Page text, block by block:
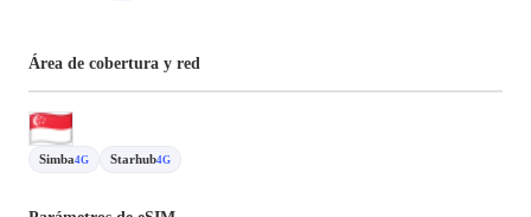
Área de cobertura y red
Simba4G Starhub4G